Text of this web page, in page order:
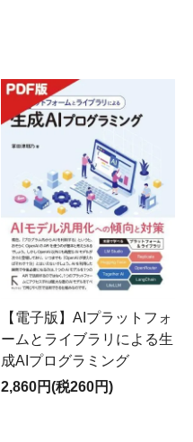
【電子版】AIプラットフォ
ームとライブラリによる生
成AIプログラミング
2,860円(税260円)